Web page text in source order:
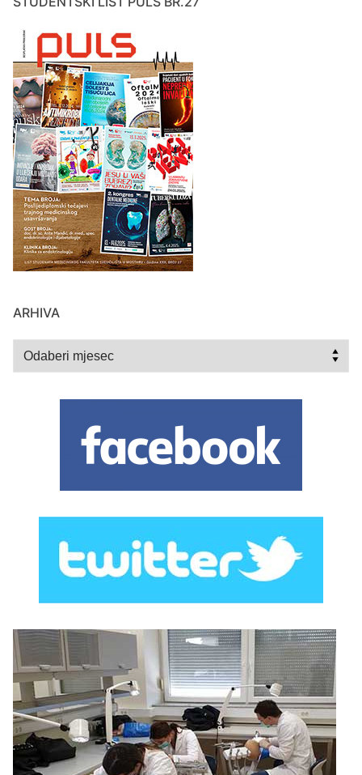
ARHIVA
Arhiva